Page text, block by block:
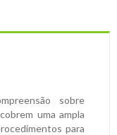
sobre
uma ampla
para